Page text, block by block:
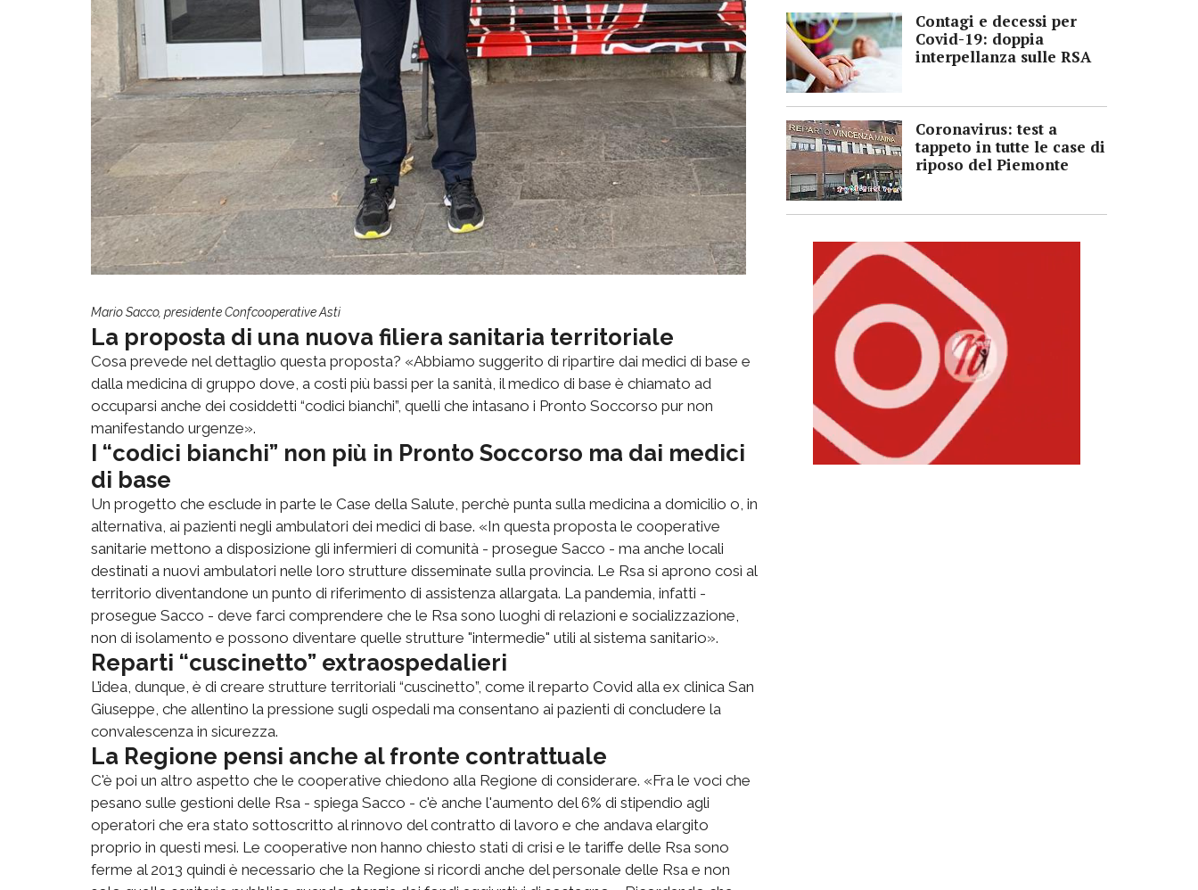
Mario Sacco, presidente Confcooperative Asti
La proposta di una nuova filiera sanitaria territoriale
Cosa prevede nel dettaglio questa proposta? «Abbiamo suggerito di ripartire dai medici di base e
dalla medicina di gruppo dove, a costi più bassi per la sanità, il medico di base è chiamato ad
occuparsi anche dei cosiddetti “codici bianchi”, quelli che intasano i Pronto Soccorso pur non
manifestando urgenze».
I “codici bianchi” non più in Pronto Soccorso ma dai medici
di base
Un progetto che esclude in parte le Case della Salute, perchè punta sulla medicina a domicilio o, in
alternativa, ai pazienti negli ambulatori dei medici di base. «In questa proposta le cooperative
sanitarie mettono a disposizione gli infermieri di comunità - prosegue Sacco - ma anche locali
destinati a nuovi ambulatori nelle loro strutture disseminate sulla provincia. Le Rsa si aprono così al
territorio diventandone un punto di riferimento di assistenza allargata. La pandemia, infatti -
prosegue Sacco - deve farci comprendere che le Rsa sono luoghi di relazioni e socializzazione,
non di isolamento e possono diventare quelle strutture "intermedie" utili al sistema sanitario».
Reparti “cuscinetto” extraospedalieri
L’idea, dunque, è di creare strutture territoriali “cuscinetto”, come il reparto Covid alla ex clinica San
Giuseppe, che allentino la pressione sugli ospedali ma consentano ai pazienti di concludere la
convalescenza in sicurezza.
La Regione pensi anche al fronte contrattuale
C'è poi un altro aspetto che le cooperative chiedono alla Regione di considerare. «Fra le voci che
pesano sulle gestioni delle Rsa - spiega Sacco - c'è anche l'aumento del 6% di stipendio agli
operatori che era stato sottoscritto al rinnovo del contratto di lavoro e che andava elargito
proprio in questi mesi. Le cooperative non hanno chiesto stati di crisi e le tariffe delle Rsa sono
ferme al 2013 quindi è necessario che la Regione si ricordi anche del personale delle Rsa e non
Contagi e decessi per
Covid-19: doppia
interpellanza sulle RSA
Coronavirus: test a
tappeto in tutte le case di
riposo del Piemonte